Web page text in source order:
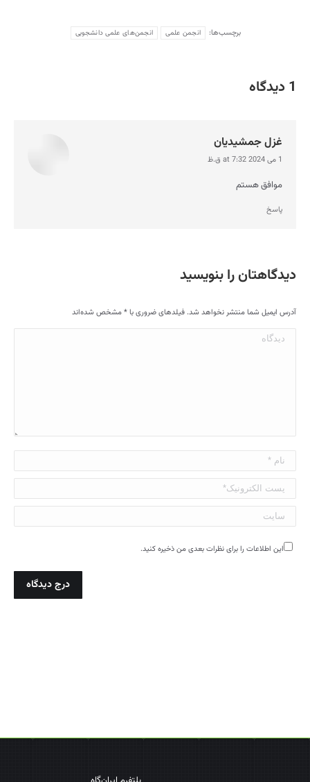
برچسب‌ها: انجمن علمی انجمن‌های علمی دانشجویی
1 دیدگاه
غزل جمشیدیان
says:1 می 2024 at 7:32 ق.ظ
موافق هستم
پاسخ
دیدگاهتان را بنویسید
آدرس ایمیل شما منتشر نخواهد شد. فیلدهای ضروری با*مشخص شده‌اند
دیدگاه
نام *
پست الکترونیک*
سایت
این اطلاعات را برای نظرات بعدی من ذخیره کنید.
درج دیدگاه